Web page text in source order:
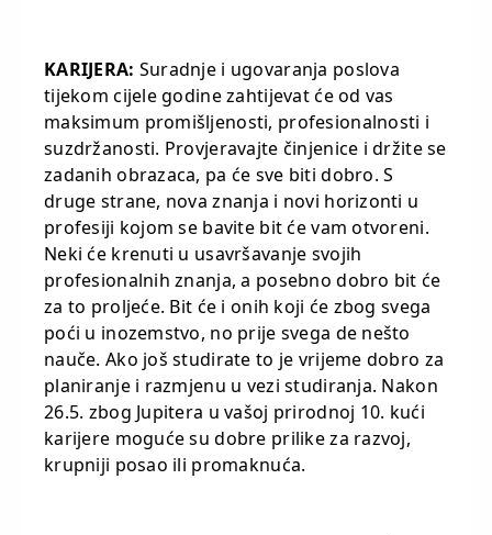
KARIJERA: Suradnje i ugovaranja poslova
tijekom cijele godine zahtijevat će od vas
maksimum promišljenosti, profesionalnosti i
suzdržanosti. Provjeravajte činjenice i držite se
zadanih obrazaca, pa će sve biti dobro. S
druge strane, nova znanja i novi horizonti u
profesiji kojom se bavite bit će vam otvoreni.
Neki će krenuti u usavršavanje svojih
profesionalnih znanja, a posebno dobro bit će
za to proljeće. Bit će i onih koji će zbog svega
poći u inozemstvo, no prije svega de nešto
nauče. Ako još studirate to je vrijeme dobro za
planiranje i razmjenu u vezi studiranja. Nakon
26.5. zbog Jupitera u vašoj prirodnoj 10. kući
karijere moguće su dobre prilike za razvoj,
krupniji posao ili promaknuća.